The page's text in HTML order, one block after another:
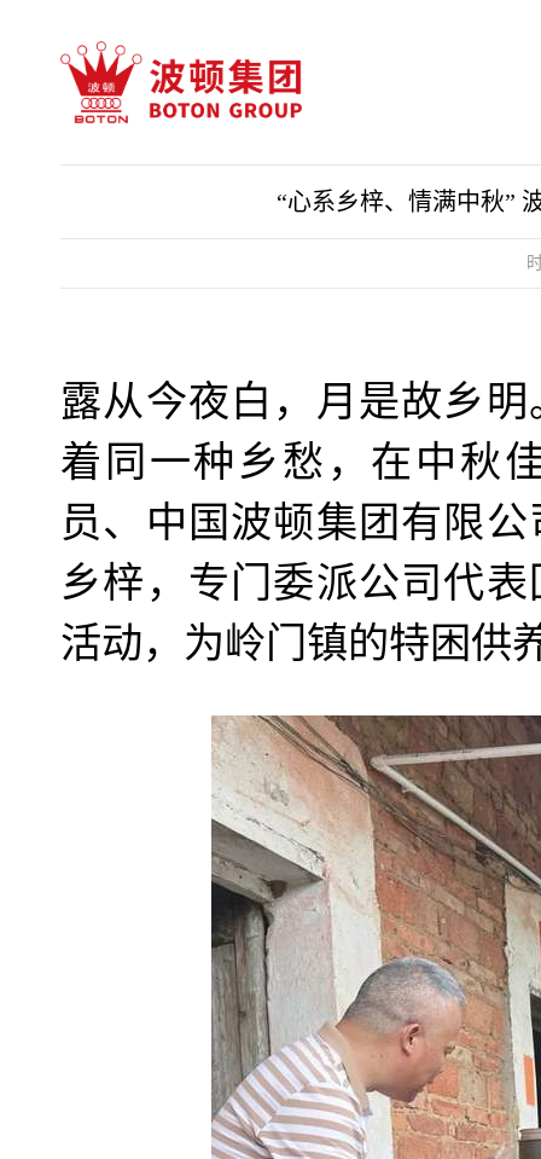
“心系乡梓、情满中秋”
露从今夜白，月是故乡
着同一种乡愁，在中秋
员、中国波顿集团有限
乡梓，专门委派公司代
活动，为岭门镇的特困供